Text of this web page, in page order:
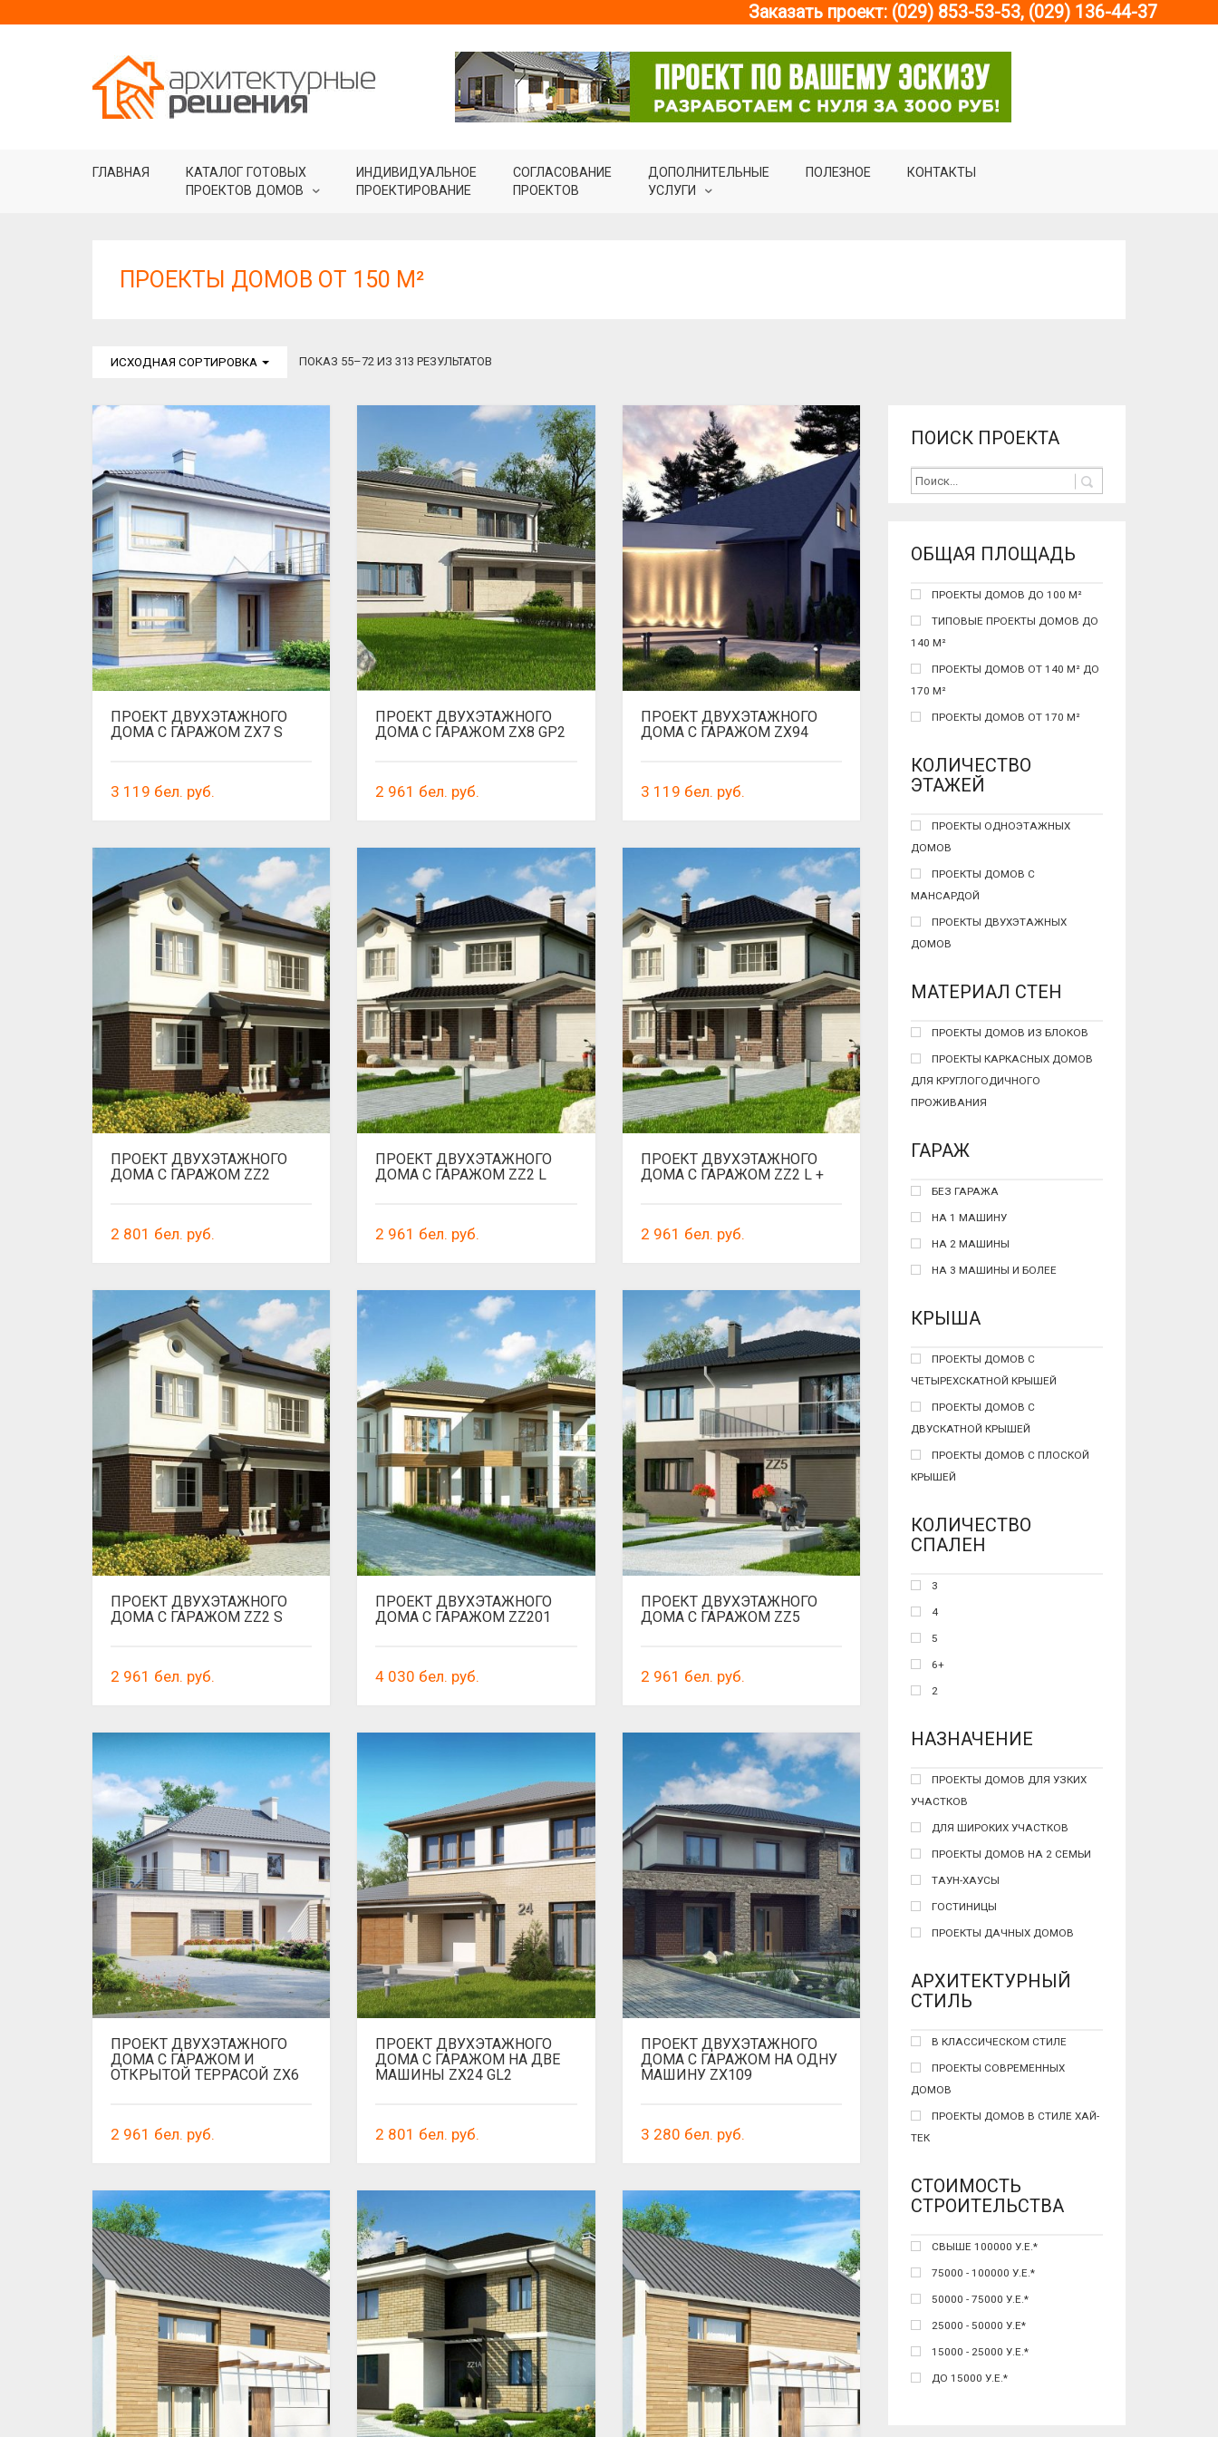
Заказать проект: (029) 853-53-53, (029) 136-44-37
ГЛАВНАЯ
КАТАЛОГ ГОТОВЫХ
ПРОЕКТОВ ДОМОВ
ИНДИВИДУАЛЬНОЕ
ПРОЕКТИРОВАНИЕ
СОГЛАСОВАНИЕ
ПРОЕКТОВ
ДОПОЛНИТЕЛЬНЫЕ
УСЛУГИ
ПОЛЕЗНОЕ КОНТАКТЫ
ПРОЕКТЫ ДОМОВ ОТ 150 М²
ИСХОДНАЯ СОРТИРОВКА ПОКАЗ 55–72 ИЗ 313 РЕЗУЛЬТАТОВ
ПРОЕКТ ДВУХЭТАЖНОГО
ДОМА С ГАРАЖОМ ZX7 S
3 119 бел. руб.
ПРОЕКТ ДВУХЭТАЖНОГО
ДОМА С ГАРАЖОМ ZX8 GP2
2 961 бел. руб.
ПРОЕКТ ДВУХЭТАЖНОГО
ДОМА С ГАРАЖОМ ZX94
3 119 бел. руб.
ПРОЕКТ ДВУХЭТАЖНОГО
ДОМА С ГАРАЖОМ ZZ2
2 801 бел. руб.
ПРОЕКТ ДВУХЭТАЖНОГО
ДОМА С ГАРАЖОМ ZZ2 L
2 961 бел. руб.
ПРОЕКТ ДВУХЭТАЖНОГО
ДОМА С ГАРАЖОМ ZZ2 L +
2 961 бел. руб.
ПРОЕКТ ДВУХЭТАЖНОГО
ДОМА С ГАРАЖОМ ZZ2 S
2 961 бел. руб.
ПРОЕКТ ДВУХЭТАЖНОГО
ДОМА С ГАРАЖОМ ZZ201
4 030 бел. руб.
ПРОЕКТ ДВУХЭТАЖНОГО
ДОМА С ГАРАЖОМ ZZ5
2 961 бел. руб.
ПРОЕКТ ДВУХЭТАЖНОГО
ДОМА С ГАРАЖОМ И
ОТКРЫТОЙ ТЕРРАСОЙ ZX6
2 961 бел. руб.
ПРОЕКТ ДВУХЭТАЖНОГО
ДОМА С ГАРАЖОМ НА ДВЕ
МАШИНЫ ZX24 GL2
2 801 бел. руб.
ПРОЕКТ ДВУХЭТАЖНОГО
ДОМА С ГАРАЖОМ НА ОДНУ
МАШИНУ ZX109
3 280 бел. руб.
ПОИСК ПРОЕКТА
ОБЩАЯ ПЛОЩАДЬ
ПРОЕКТЫ ДОМОВ ДО 100 М²
ТИПОВЫЕ ПРОЕКТЫ ДОМОВ ДО
140 М²
ПРОЕКТЫ ДОМОВ ОТ 140 М² ДО
170 М²
ПРОЕКТЫ ДОМОВ ОТ 170 М²
КОЛИЧЕСТВО
ЭТАЖЕЙ
ПРОЕКТЫ ОДНОЭТАЖНЫХ
ДОМОВ
ПРОЕКТЫ ДОМОВ С
МАНСАРДОЙ
ПРОЕКТЫ ДВУХЭТАЖНЫХ
ДОМОВ
МАТЕРИАЛ СТЕН
ПРОЕКТЫ ДОМОВ ИЗ БЛОКОВ
ПРОЕКТЫ КАРКАСНЫХ ДОМОВ
ДЛЯ КРУГЛОГОДИЧНОГО
ПРОЖИВАНИЯ
ГАРАЖ
БЕЗ ГАРАЖА
НА 1 МАШИНУ
НА 2 МАШИНЫ
НА 3 МАШИНЫ И БОЛЕЕ
КРЫША
ПРОЕКТЫ ДОМОВ С
ЧЕТЫРЕХСКАТНОЙ КРЫШЕЙ
ПРОЕКТЫ ДОМОВ С
ДВУСКАТНОЙ КРЫШЕЙ
ПРОЕКТЫ ДОМОВ С ПЛОСКОЙ
КРЫШЕЙ
КОЛИЧЕСТВО
СПАЛЕН
3
4
5
6+
2
НАЗНАЧЕНИЕ
ПРОЕКТЫ ДОМОВ ДЛЯ УЗКИХ
УЧАСТКОВ
ДЛЯ ШИРОКИХ УЧАСТКОВ
ПРОЕКТЫ ДОМОВ НА 2 СЕМЬИ
ТАУН-ХАУСЫ
ГОСТИНИЦЫ
ПРОЕКТЫ ДАЧНЫХ ДОМОВ
АРХИТЕКТУРНЫЙ
СТИЛЬ
В КЛАССИЧЕСКОМ СТИЛЕ
ПРОЕКТЫ СОВРЕМЕННЫХ
ДОМОВ
ПРОЕКТЫ ДОМОВ В СТИЛЕ ХАЙ-
ТЕК
СТОИМОСТЬ
СТРОИТЕЛЬСТВА
СВЫШЕ 100000 У.Е.*
75000 - 100000 У.Е.*
50000 - 75000 У.Е.*
25000 - 50000 У.Е*
15000 - 25000 У.Е.*
ДО 15000 У.Е.*